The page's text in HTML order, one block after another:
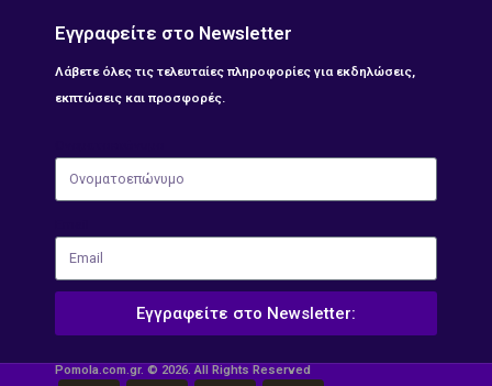
Εγγραφείτε στο Newsletter
Λάβετε όλες τις τελευταίες πληροφορίες για εκδηλώσεις,
εκπτώσεις και προσφορές.
Εγγραφείτε στο Newsletter:
Pomola.com.gr. © 2026. All Rights Reserved